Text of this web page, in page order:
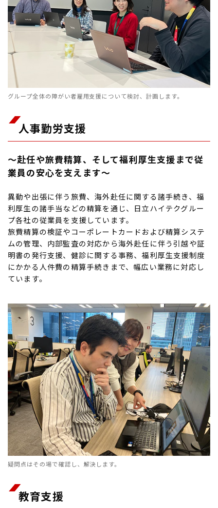
グループ全体の障がい者雇用支援について検討、計画します。
人事勤労支援
～赴任や旅費精算、そして福利厚生支援まで従
業員の安心を支えます～
異動や出張に伴う旅費、海外赴任に関する諸手続き、福
利厚生の諸手当などの精算を通じ、日立ハイテクグルー
プ各社の従業員を支援しています。
旅費精算の検証やコーポレートカードおよび精算システ
ムの管理、内部監査の対応から海外赴任に伴う引越や証
明書の発行支援、健診に関する事務、福利厚生支援制度
にかかる人件費の精算手続きまで、幅広い業務に対応し
ています。
疑問点はその場で確認し、解決します。
教育支援